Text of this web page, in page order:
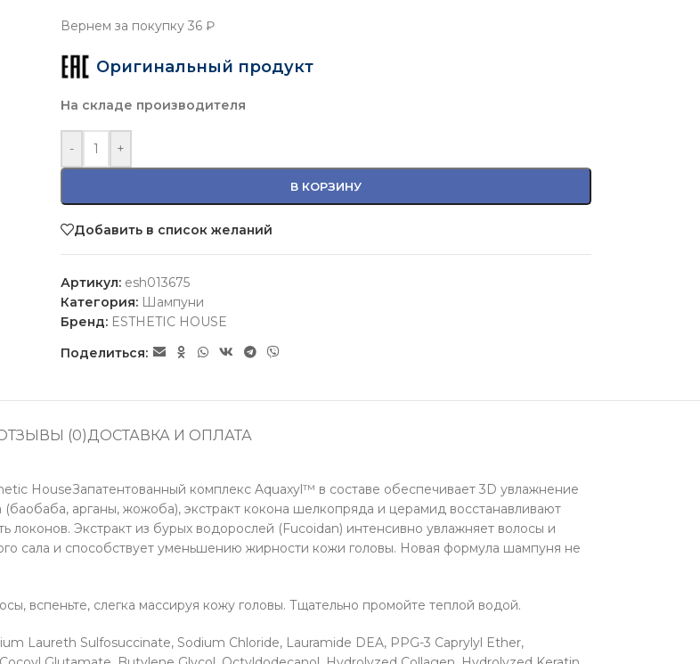
Вернем за покупку36 ₽
Оригинальный продукт
На складе производителя
- +
В КОРЗИНУ
Добавить в список желаний
Артикул: esh013675
Категория: Шампуни
Бренд: ESTHETIC HOUSE
Поделиться:
(0)ДОСТАВКА И ОПЛАТА
HouseЗапатентованный комплекс Aquaxyl™ в составе обеспечивает 3D увлажнение
арганы, жожоба), экстракт кокона шелкопряда и церамид восстанавливают
локонов. Экстракт из бурых водорослей (Fucoidan) интенсивно увлажняет волосы и
сала и способствует уменьшению жирности кожи головы. Новая формула шампуня не
вспеньте, слегка массируя кожу головы. Тщательно промойте теплой водой.
Laureth Sulfosuccinate, Sodium Chloride, Lauramide DEA, PPG-3 Caprylyl Ether,